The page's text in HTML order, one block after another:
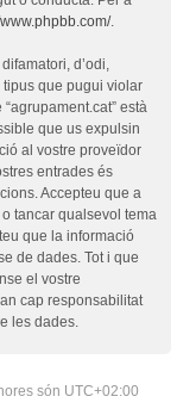
.
d’odi,
que pugui violar
està
que us expulsin
al vostre proveïdor
entrades és
Accepteu que a
tancar qualsevol tema
que la informació
de dades. Tot i que
el vostre
cap responsabilitat
les dades.
són UTC+02:00